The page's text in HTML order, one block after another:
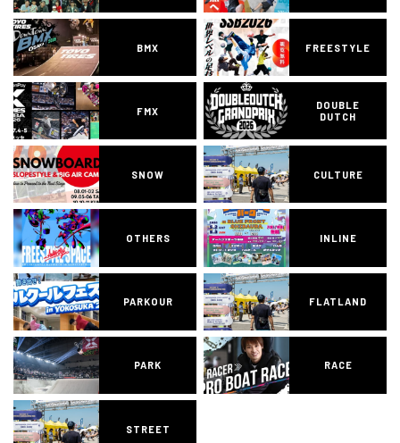
BMX FREESTYLE
FMX
DOUBLE
DUTCH
SNOW CULTURE
OTHERS INLINE
PARKOUR FLATLAND
PARK RACE
STREET